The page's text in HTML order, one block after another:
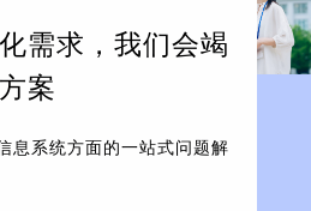
需求， 我们会竭
案
息系统方面的一站式问题解